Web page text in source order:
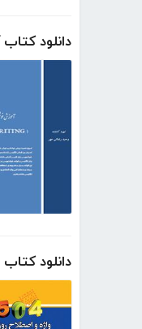
دانلود
دانلود کتاب 504 واژه و اصطلاح روزمره انگلیسی